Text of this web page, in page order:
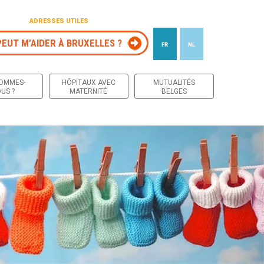
ADRESSES UTILES
M’AIDER À BRUXELLES ? FR NL
?
HÔPITAUX AVEC
MATERNITÉ
MUTUALITÉS
BELGES